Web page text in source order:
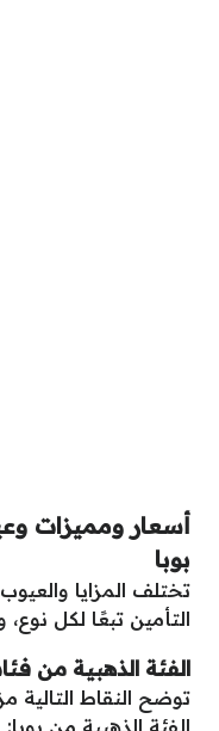
أسعار ومميزات
بوبا
تختلف المزايا
التأمين تبعًا لكل
الفئة الذهبية من
توضح النقاط التالية
الفئة الذهبية من بوبا: